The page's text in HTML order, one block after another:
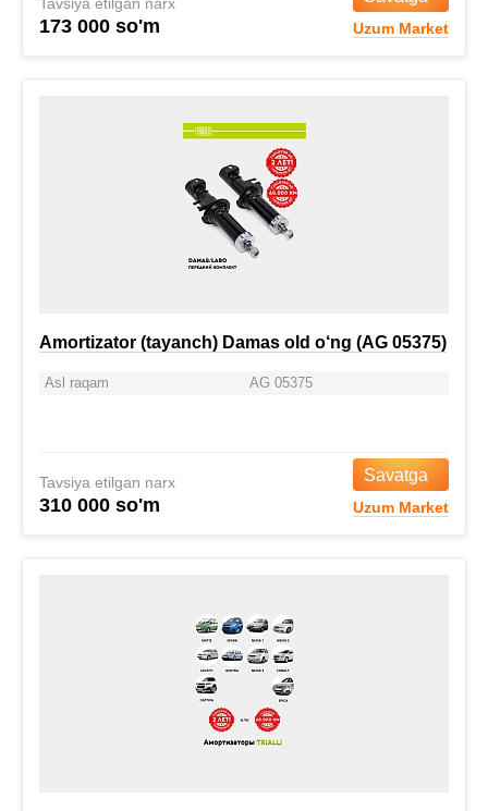
173 000 so'm Uzum Market
Amortizator (tayanch) Damas old o‘ng (AG 05375)
Asl raqam AG 05375
Tavsiya etilgan narx
310 000 so'm
Savatga
Uzum Market